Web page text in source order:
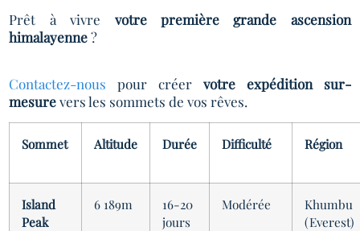
Prêt à vivre votre première grande ascension
himalayenne?
Contactez-nous pour créer votre expédition sur-
mesurevers les sommets de vos rêves.
Sommet Altitude Durée Difficulté Région
Island
Peak
6 189m
16-20
jours
Modérée
Khumbu
(Everest)